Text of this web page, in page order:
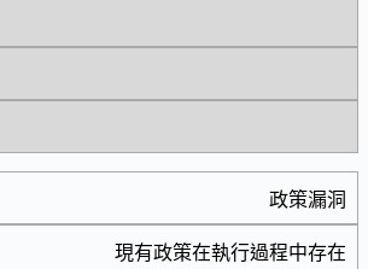
政策漏洞
現有政策在執行過程中存在